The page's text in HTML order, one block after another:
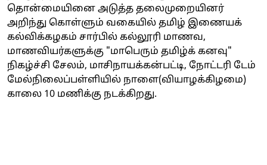
தொன்மையினை அடுத்த தலைமுறையினர்
அறிந்து கொள்ளும் வகையில் தமிழ் இணையக்
கல்விக்கழகம் சார்பில் கல்லூரி மாணவ,
மாணவியர்களுக்கு "மாபெரும் தமிழ்க் கனவு"
நிகழ்ச்சி சேலம், மாசிநாயக்கன்பட்டி, நோட்டரி டேம்
மேல்நிலைப்பள்ளியில் நாளை(வியாழக்கிழமை)
காலை 10 மணிக்கு நடக்கிறது.